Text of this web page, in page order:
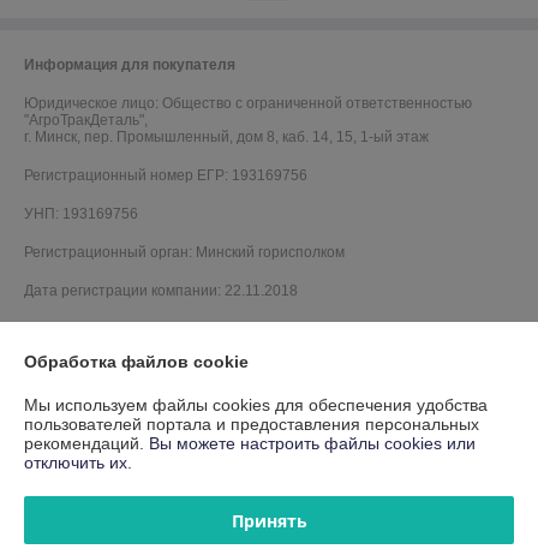
Информация для покупателя
Юридическое лицо: Общество с ограниченной ответственностью
"АгроТракДеталь",
г. Минск, пер. Промышленный, дом 8, каб. 14, 15, 1-ый этаж
Регистрационный номер ЕГР: 193169756
УНП: 193169756
Регистрационный орган: Минский горисполком
Дата регистрации компании: 22.11.2018
Обработка файлов cookie
Мы используем файлы cookies для обеспечения удобства
пользователей портала и предоставления персональных
рекомендаций. Вы можете настроить файлы cookies или
отключить их.
Принять